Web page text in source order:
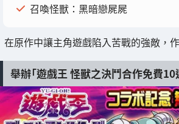
召喚怪獸：黑暗戀屍屍
在原作中讓主角遊戲陷入苦戰的強敵，
舉辦「遊戲王 怪獸之決鬥合作免費10